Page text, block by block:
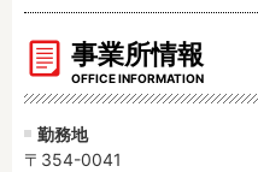
事業所情報
OFFICE INFORMATION
勤務地
〒354-0041